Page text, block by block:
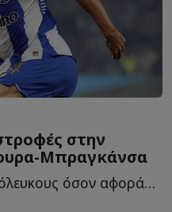
στην
Μπραγκάνσα
Τα νεότερα στους Ερυθρόλευκους όσον αφορά στα μεταγραφικά, α...